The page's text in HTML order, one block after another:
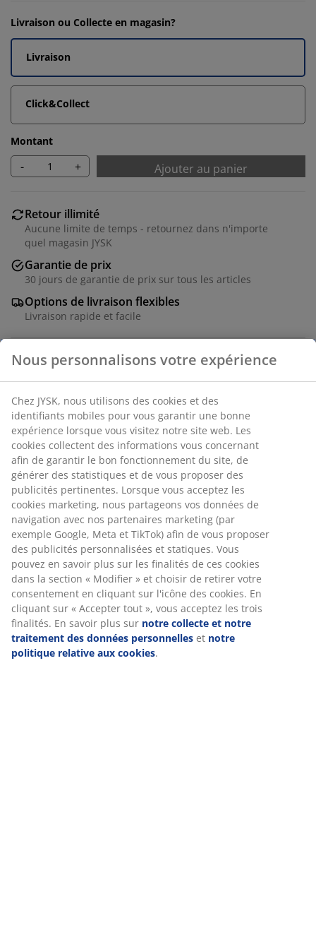
Livraison ou Collecte en magasin?
Livraison
Click&Collect
Montant
- + Ajouter au panier
Retour illimité
Aucune limite de temps - retournez dans n'importe
quel magasin JYSK
Garantie de prix
30 jours de garantie de prix sur tous les articles
Options de livraison flexibles
Livraison rapide et facile
Tissu Teddy. l84 x H40 x P45 cm
Numéro d’article: 3690462
Instructions de montage
Spécifications
Avis
(71)
Livraison
Nous personnalisons votre expérience
Chez JYSK, nous utilisons des cookies et des
identifiants mobiles pour vous garantir une bonne
expérience lorsque vous visitez notre site web. Les
cookies collectent des informations vous concernant
afin de garantir le bon fonctionnement du site, de
générer des statistiques et de vous proposer des
publicités pertinentes. Lorsque vous acceptez les
cookies marketing, nous partageons vos données de
navigation avec nos partenaires marketing (par
exemple Google, Meta et TikTok) afin de vous proposer
des publicités personnalisées et statiques. Vous
pouvez en savoir plus sur les finalités de ces cookies
dans la section « Modifier » et choisir de retirer votre
consentement en cliquant sur l'icône des cookies. En
cliquant sur « Accepter tout », vous acceptez les trois
finalités. En savoir plus sur notre collecte et notre
traitement des données personnelles et notre
politique relative aux cookies.